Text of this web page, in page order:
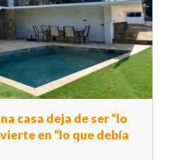
casa deja de ser “lo
en “lo que debía